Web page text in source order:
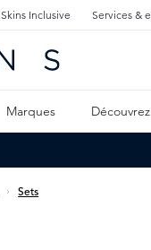
Skins Inclusive Services &
Marques Découvrez
Sets